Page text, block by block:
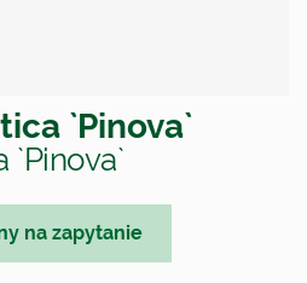
`Pinova`
`Pinova`
na zapytanie